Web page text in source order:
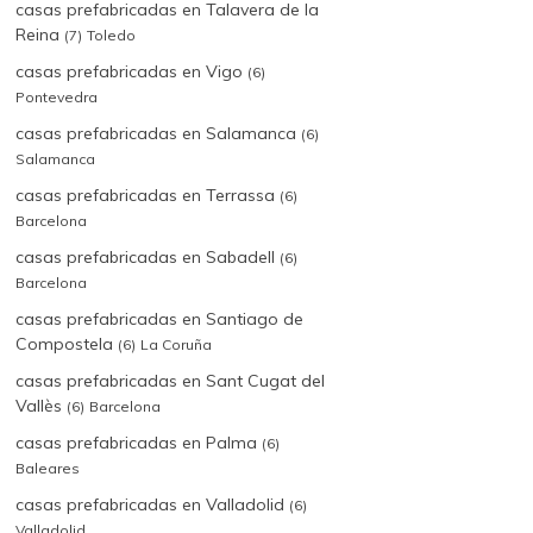
junio de 2022
casas prefabricadas en Talavera de la
Reina (7) Toledo
casas prefabricadas en Vigo (6)
Pontevedra
casas prefabricadas en Salamanca (6)
Salamanca
casas prefabricadas en Terrassa (6)
Barcelona
casas prefabricadas en Sabadell (6)
Barcelona
casas prefabricadas en Santiago de
Compostela (6) La Coruña
casas prefabricadas en Sant Cugat del
Vallès (6) Barcelona
casas prefabricadas en Palma (6)
Baleares
casas prefabricadas en Valladolid (6)